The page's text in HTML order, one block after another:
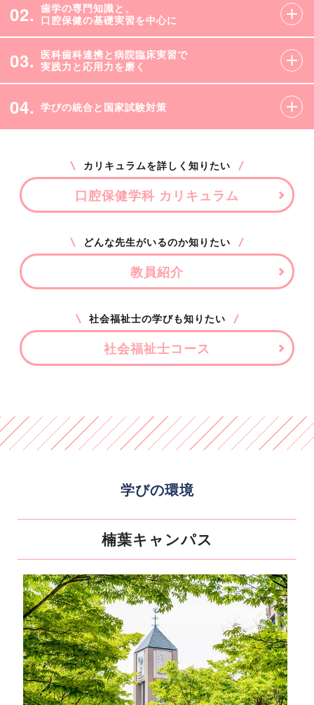
02. 歯学の専門知識と、
口腔保健の基礎実習を中心に
03. 医科歯科連携と病院臨床実習で
実践力と応用力を磨く
04. 学びの統合と国家試験対策
カリキュラムを詳しく知りたい
口腔保健学科 カリキュラム
どんな先生がいるのか知りたい
教員紹介
社会福祉士の学びも知りたい
社会福祉士コース
学びの環境
楠葉キャンパス